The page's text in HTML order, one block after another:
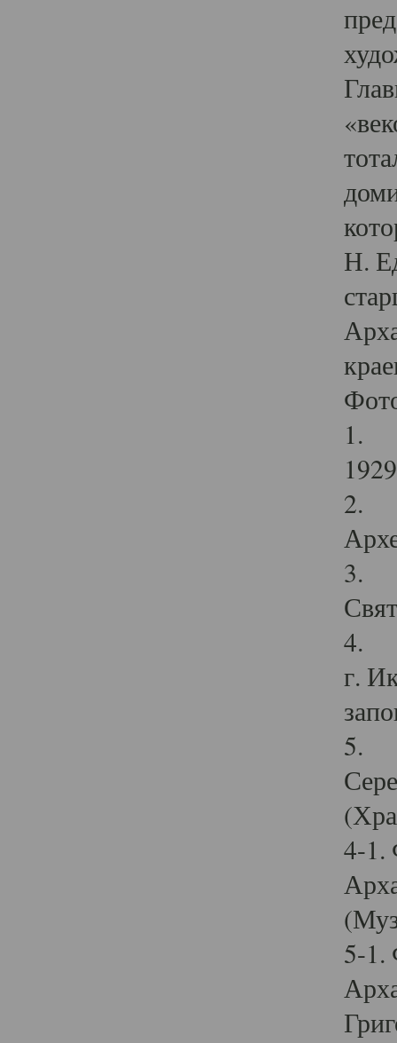
Н.
1.
2.
3.
4.
г.
5.
4-1.
5-1.